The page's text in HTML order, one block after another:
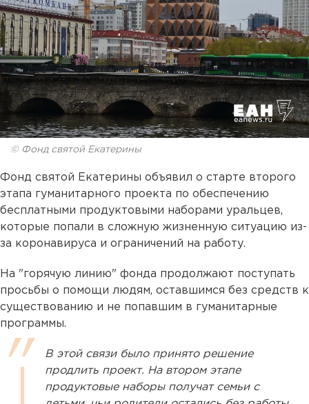
© Фонд святой Екатерины
Фонд святой Екатерины объявил о старте второго
этапа гуманитарного проекта по обеспечению
бесплатными продуктовыми наборами уральцев,
которые попали в сложную жизненную ситуацию из-
за коронавируса и ограничений на работу.
На "горячую линию" фонда продолжают поступать
просьбы о помощи людям, оставшимся без средств к
существованию и не попавшим в гуманитарные
программы.
В этой связи было принято решение
продлить проект. На втором этапе
продуктовые наборы получат семьи с